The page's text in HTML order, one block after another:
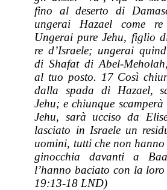
fino al deserto di
ungerai Hazael come
Ungerai pure Jehu, figlio
re d’Israele; ungerai
di Shafat di Abel-
al tuo posto. 17 Così
dalla spada di Hazael,
Jehu; e chiunque
Jehu, sarà ucciso da
lasciato in Israele un
uomini, tutti che non
ginocchia davanti a
l’hanno baciato con la
19:13-18 LND)